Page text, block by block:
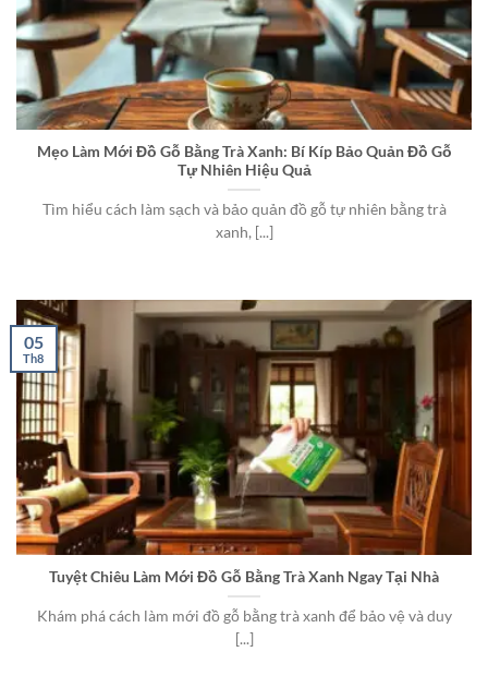
Mẹo Làm Mới Đồ Gỗ Bằng Trà Xanh: Bí Kíp Bảo Quản Đồ Gỗ
Tự Nhiên Hiệu Quả
Tìm hiểu cách làm sạch và bảo quản đồ gỗ tự nhiên bằng trà
xanh, [...]
Tuyệt Chiêu Làm Mới Đồ Gỗ Bằng Trà Xanh Ngay Tại Nhà
Khám phá cách làm mới đồ gỗ bằng trà xanh để bảo vệ và duy
[...]
05
Th8